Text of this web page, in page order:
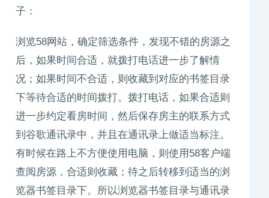
子：
浏览58网站，确定筛选条件，发现不错的房源之
后，如果时间合适，就拨打电话进一步了解情
况；如果时间不合适，则收藏到对应的书签目录
下等待合适的时间拨打。拨打电话，如果合适则
进一步约定看房时间，然后保存房主的联系方式
到谷歌通讯录中，并且在通讯录上做适当标注。
有时候在路上不方便使用电脑，则使用58客户端
查阅房源，合适则收藏；待之后转移到适当的浏
览器书签目录下。所以浏览器书签目录与通讯录